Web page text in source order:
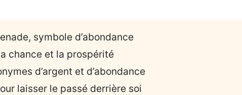
symbole d’abondance
chance et la prospérité
d’argent et d’abondance
laisser le passé derrière soi